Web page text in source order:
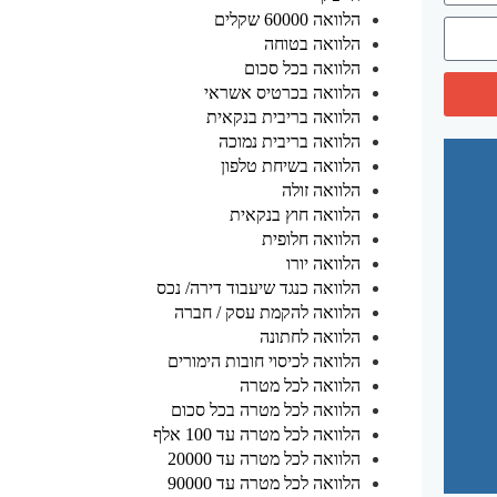
הלוואה 60000 שקלים
הלוואה בטוחה
הלוואה בכל סכום
הלוואה בכרטיס אשראי
הלוואה בריבית בנקאית
הלוואה בריבית נמוכה
הלוואה בשיחת טלפון
הלוואה זולה
הלוואה חוץ בנקאית
הלוואה חלופית
הלוואה יורו
הלוואה כנגד שיעבוד דירה/ נכס
הלוואה להקמת עסק / חברה
הלוואה לחתונה
הלוואה לכיסוי חובות הימורים
הלוואה לכל מטרה
הלוואה לכל מטרה בכל סכום
הלוואה לכל מטרה עד 100 אלף
הלוואה לכל מטרה עד 20000
הלוואה לכל מטרה עד 90000